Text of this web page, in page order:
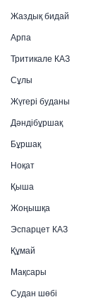
Жаздық бидай
Арпа
Тритикале КАЗ
Сұлы
Жүгері буданы
Дәндібұршақ
Бұршақ
Ноқат
Қыша
Жоңышқа
Эспарцет КАЗ
Құмай
Мақсары
Судан шөбі